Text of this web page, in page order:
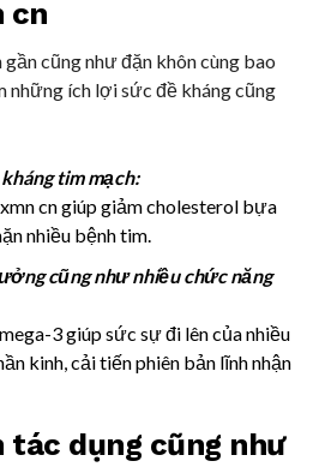
cn
cũng như đặn khôn cùng bao
những ích lợi sức đề kháng cũng
tim mạch:
cn giúp giảm cholesterol bựa
nhiều bệnh tim.
cũng như nhiều chức năng
3 giúp sức sự đi lên của nhiều
kinh, cải tiến phiên bản lĩnh nhận
tác dụng cũng như